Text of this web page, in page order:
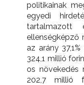
politikainak
egyedi
tartalmazott
ellenségképző
az arány
324,1 millió
os növekedés
202,7 millió